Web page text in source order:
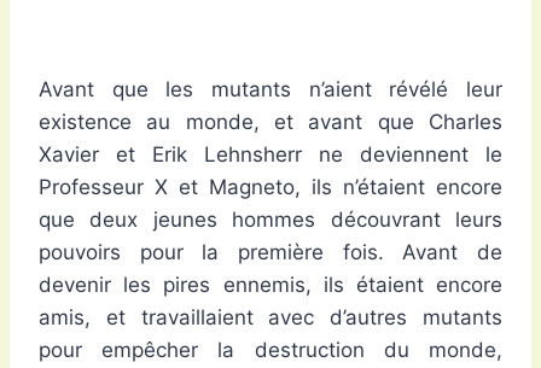
Avant que les mutants n’aient révélé leur
existence au monde, et avant que Charles
Xavier et Erik Lehnsherr ne deviennent le
Professeur X et Magneto, ils n’étaient encore
que deux jeunes hommes découvrant leurs
pouvoirs pour la première fois. Avant de
devenir les pires ennemis, ils étaient encore
amis, et travaillaient avec d’autres mutants
pour empêcher la destruction du monde,